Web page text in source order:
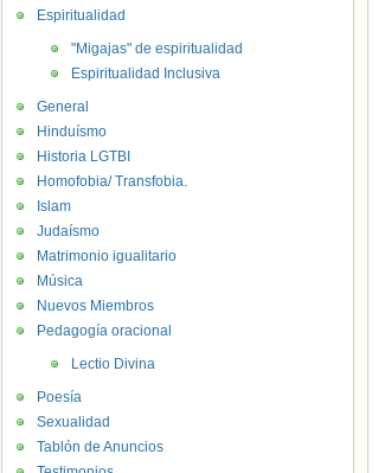
Espiritualidad
"Migajas" de espiritualidad
Espiritualidad Inclusiva
General
Hinduísmo
Historia LGTBI
Homofobia/ Transfobia.
Islam
Judaísmo
Matrimonio igualitario
Música
Nuevos Miembros
Pedagogía oracional
Lectio Divina
Poesía
Sexualidad
Tablón de Anuncios